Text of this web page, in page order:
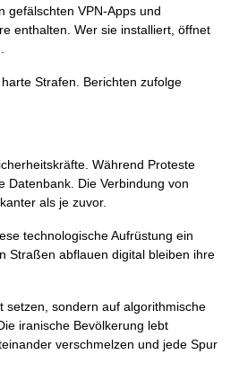
gefälschten VPN-Apps und
enthalten. Wer sie installiert, öffnet
Strafen. Berichten zufolge
Während Proteste
Datenbank. Die Verbindung von
als je zuvor.
technologische Aufrüstung ein
Straßen abflauen digital bleiben ihre
setzen, sondern auf algorithmische
iranische Bevölkerung lebt
verschmelzen und jede Spur